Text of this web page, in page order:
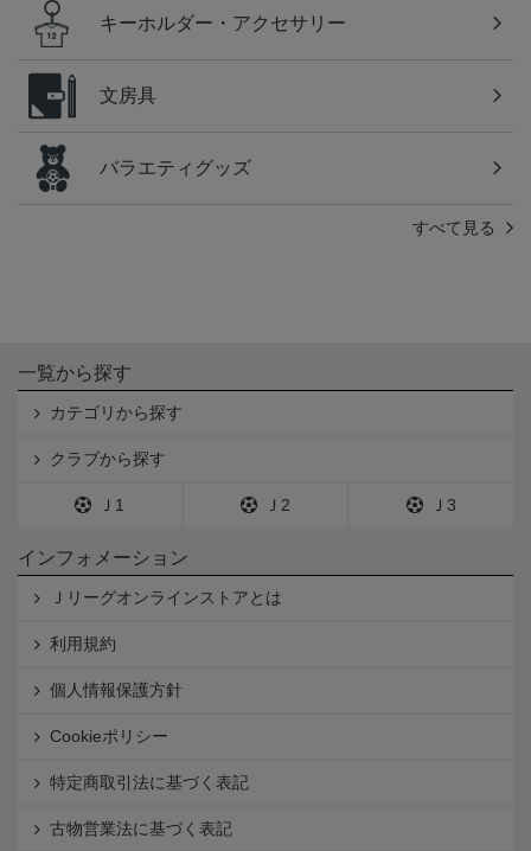
キーホルダー・アクセサリー
文房具
バラエティグッズ
すべて見る
一覧から探す
カテゴリから探す
クラブから探す
Ｊ1 Ｊ2 Ｊ3
インフォメーション
Ｊリーグオンラインストアとは
利用規約
個人情報保護方針
Cookieポリシー
特定商取引法に基づく表記
古物営業法に基づく表記